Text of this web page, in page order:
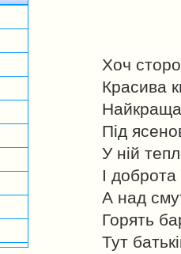
Хоч
Красива
Найкраща
Під
У ній
І доброта
А над
Горять
Тут